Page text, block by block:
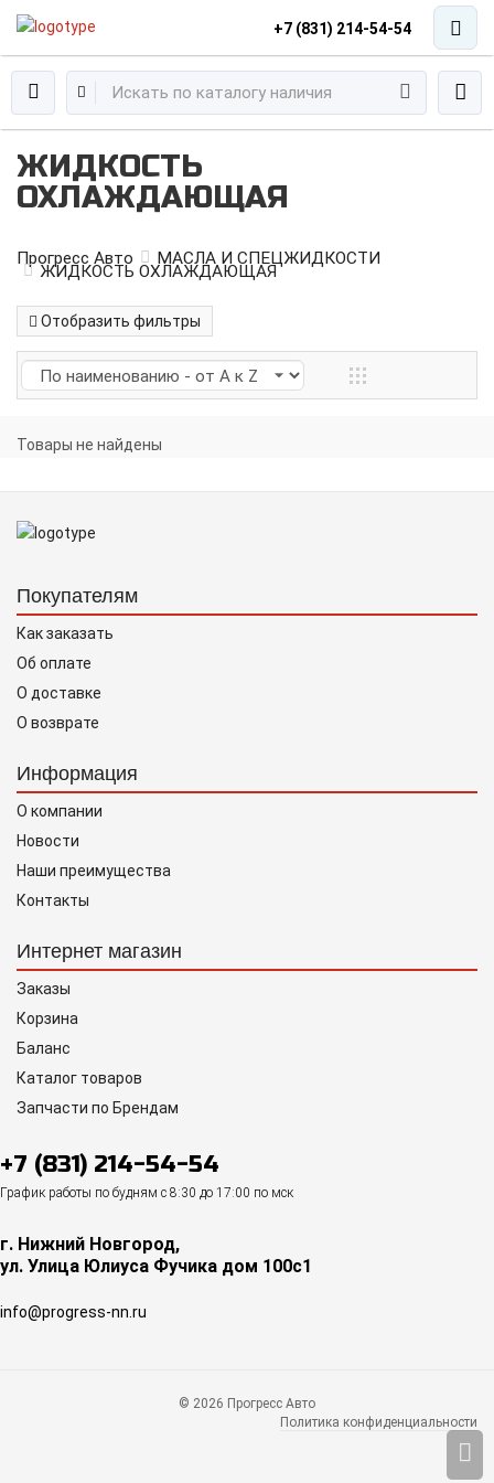
+7 (831) 214-54-54
ЖИДКОСТЬ
ОХЛАЖДАЮЩАЯ
Прогресс Авто МАСЛА И СПЕЦЖИДКОСТИ
ЖИДКОСТЬ ОХЛАЖДАЮЩАЯ
Отобразить фильтры
Товары не найдены
Покупателям
Как заказать
Об оплате
О доставке
О возврате
Информация
О компании
Новости
Наши преимущества
Контакты
Интернет магазин
Заказы
Корзина
Баланс
Каталог товаров
Запчасти по Брендам
+7 (831) 214-54-54
График работы по будням с 8:30 до 17:00 по мск
г. Нижний Новгород,
ул. Улица Юлиуса Фучика дом 100с1
info@progress-nn.ru
© 2026 Прогресс Авто
Политика конфиденциальности